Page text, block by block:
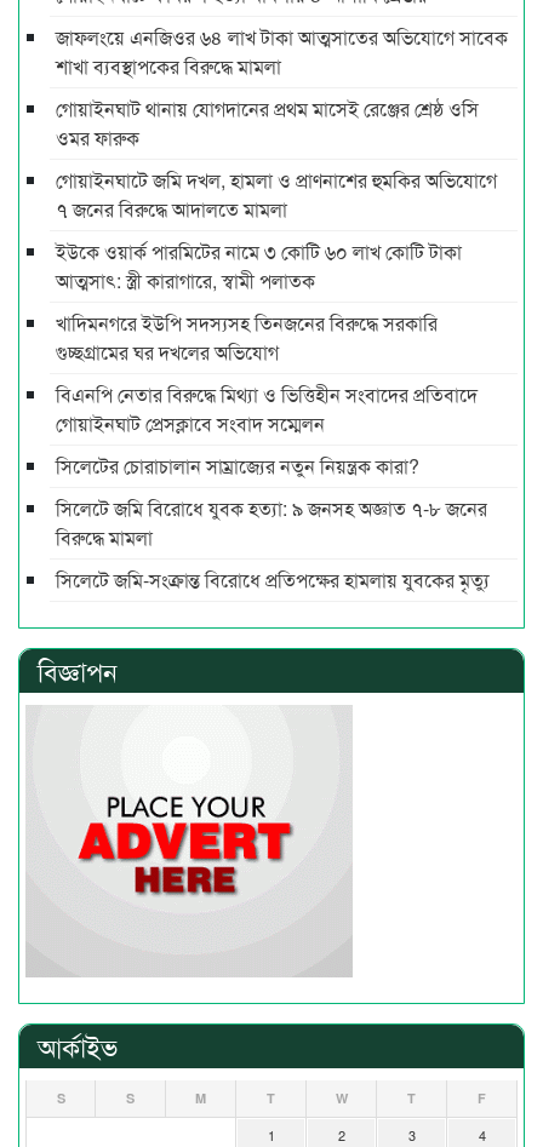
জাফলংয়ে এনজিওর ৬৪ লাখ টাকা আত্মসাতের অভিযোগে সাবেক
শাখা ব্যবস্থাপকের বিরুদ্ধে মামলা
গোয়াইনঘাট থানায় যোগদানের প্রথম মাসেই রেঞ্জের শ্রেষ্ঠ ওসি
ওমর ফারুক
গোয়াইনঘাটে জমি দখল, হামলা ও প্রাণনাশের হুমকির অভিযোগে
৭ জনের বিরুদ্ধে আদালতে মামলা
ইউকে ওয়ার্ক পারমিটের নামে ৩ কোটি ৬০ লাখ কোটি টাকা
আত্মসাৎ: স্ত্রী কারাগারে, স্বামী পলাতক
খাদিমনগরে ইউপি সদস্যসহ তিনজনের বিরুদ্ধে সরকারি
গুচ্ছগ্রামের ঘর দখলের অভিযোগ
বিএনপি নেতার বিরুদ্ধে মিথ্যা ও ভিত্তিহীন সংবাদের প্রতিবাদে
গোয়াইনঘাট প্রেসক্লাবে সংবাদ সম্মেলন
সিলেটের চোরাচালান সাম্রাজ্যের নতুন নিয়ন্ত্রক কারা?
সিলেটে জমি বিরোধে যুবক হত্যা: ৯ জনসহ অজ্ঞাত ৭-৮ জনের
বিরুদ্ধে মামলা
সিলেটে জমি-সংক্রান্ত বিরোধে প্রতিপক্ষের হামলায় যুবকের মৃত্যু
বিজ্ঞাপন
আর্কাইভ
S S M T W T F
1 2 3
4